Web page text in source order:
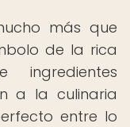
más que
de la rica
a la culinaria
entre lo